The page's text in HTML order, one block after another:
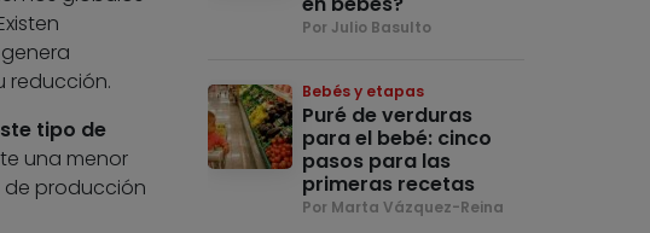
reducción.
tipo de
una menor
de producción
Por Julio Basulto
Bebés y etapas
Puré de verduras
para el bebé: cinco
pasos para las
primeras recetas
Por Marta Vázquez-Reina